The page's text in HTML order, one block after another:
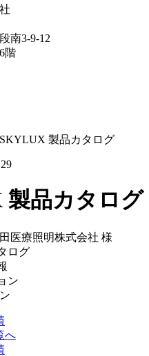
南3-9-12
階
SKYLUX 製品カタログ
製品カタログ
医療照明株式会社 様
ログ
ン
へ